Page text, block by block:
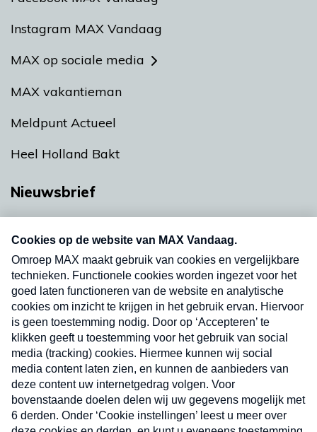
Instagram MAX Vandaag
MAX op sociale media
MAX vakantieman
Meldpunt Actueel
Heel Holland Bakt
Nieuwsbrief
nieuwsbrief. Elke vrijdag- en dinsdagochtend in
uw mailbox.
Verzend
Nieuwsbrief